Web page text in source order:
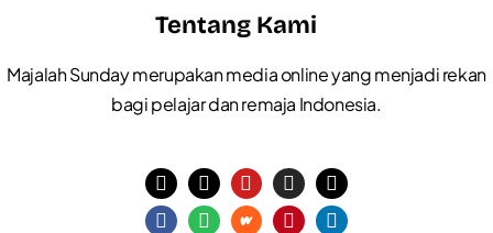
Tentang Kami
Majalah Sunday merupakan media online yang menjadi rekan
bagi pelajar dan remaja Indonesia.